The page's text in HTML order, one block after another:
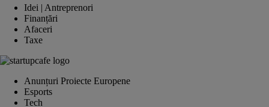
Idei | Antreprenori
Finanțări
Afaceri
Taxe
Anunțuri Proiecte Europene
Esports
Tech